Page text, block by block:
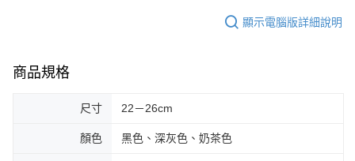
顯示電腦版詳細說明
商品規格
尺寸 22－26cm
顏色 黑色、深灰色、奶茶色